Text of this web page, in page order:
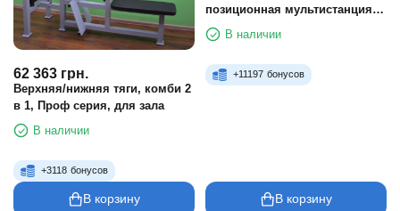
62 363 грн.
Верхняя/нижняя тяги, комби 2
в 1, Проф серия, для зала
В наличии
+3118 бонусов
В корзину
позиционная мультистанция
стек 5х100 кг
В наличии
+11197 бонусов
В корзину